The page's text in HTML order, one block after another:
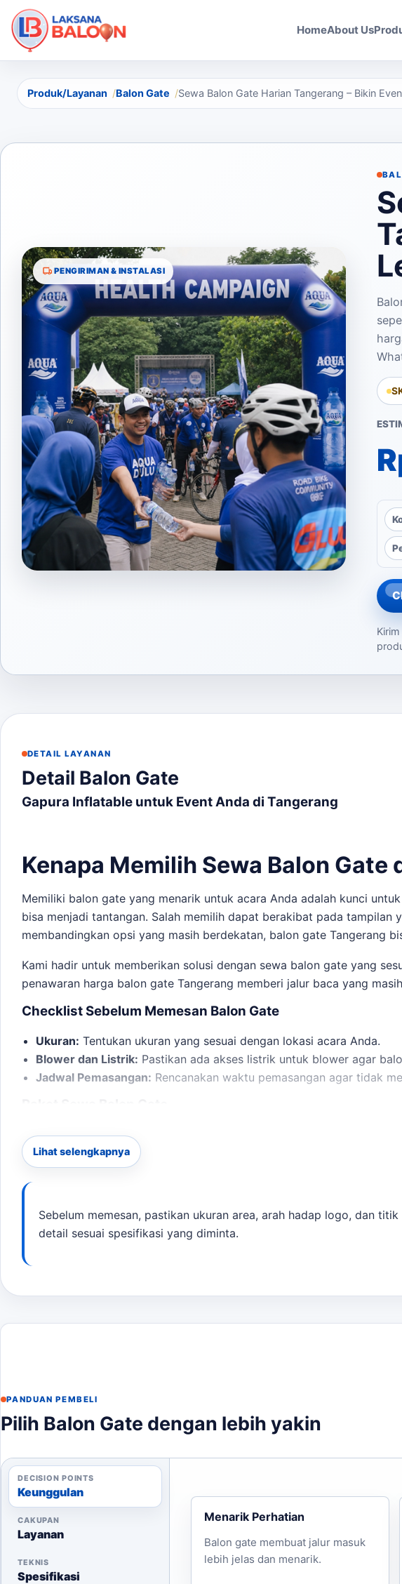
HomeAbout Us
Produk/Layanan Balon Gate Sewa Balon Gate Harian Tangerang – Bikin
PENGIRIMAN & INSTALASI
DETAIL LAYANAN
Detail Balon Gate
Gapura Inflatable untuk Event Anda di Tangerang
Kenapa Memilih Sewa Balon Gate
Memiliki balon gate yang menarik untuk acara Anda adalah kunci
bisa menjadi tantangan. Salah memilih dapat berakibat pada
membandingkan opsi yang masih berdekatan, balon gate Tangerang
Kami hadir untuk memberikan solusi dengan sewa balon gate yang
penawaran harga balon gate Tangerang memberi jalur baca yang
Checklist Sebelum Memesan Balon Gate
Ukuran: Tentukan ukuran yang sesuai dengan lokasi acara Anda.
Blower dan Listrik: Pastikan ada akses listrik untuk blower agar
Jadwal Pemasangan: Rencanakan waktu pemasangan agar tidak
tersedia berbagai paket sewa balon gate yang dapat disesuaikan
Paket Balon Gate Start/Finish Event:
Dengan pengalaman dalam melayani berbagai acara di Tangerang,
dan konsultasi lebih lanjut, hubungi kami
Lihat selengkapnya
Sebelum memesan, pastikan ukuran area, arah hadap logo, dan
detail sesuai spesifikasi yang diminta.
PANDUAN PEMBELI
Pilih Balon Gate dengan lebih yakin
DECISION POINTS
Keunggulan
CAKUPAN
Layanan
TEKNIS
Spesifikasi
Menarik Perhatian
Balon gate membuat jalur masuk
lebih jelas dan menarik.